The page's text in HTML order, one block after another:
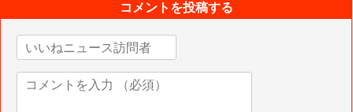
コメントを投稿する